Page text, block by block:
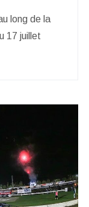
long de la
17 juillet